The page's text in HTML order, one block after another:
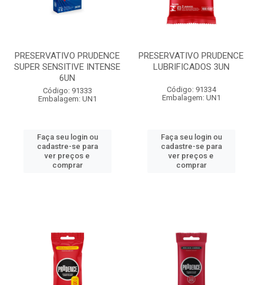
PRESERVATIVO PRUDENCE
SUPER SENSITIVE INTENSE
6UN
Código: 91333
Embalagem: UN1
Faça seu login ou
cadastre-se para
ver preços e
comprar
PRESERVATIVO PRUDENCE
LUBRIFICADOS 3UN
Código: 91334
Embalagem: UN1
Faça seu login ou
cadastre-se para
ver preços e
comprar